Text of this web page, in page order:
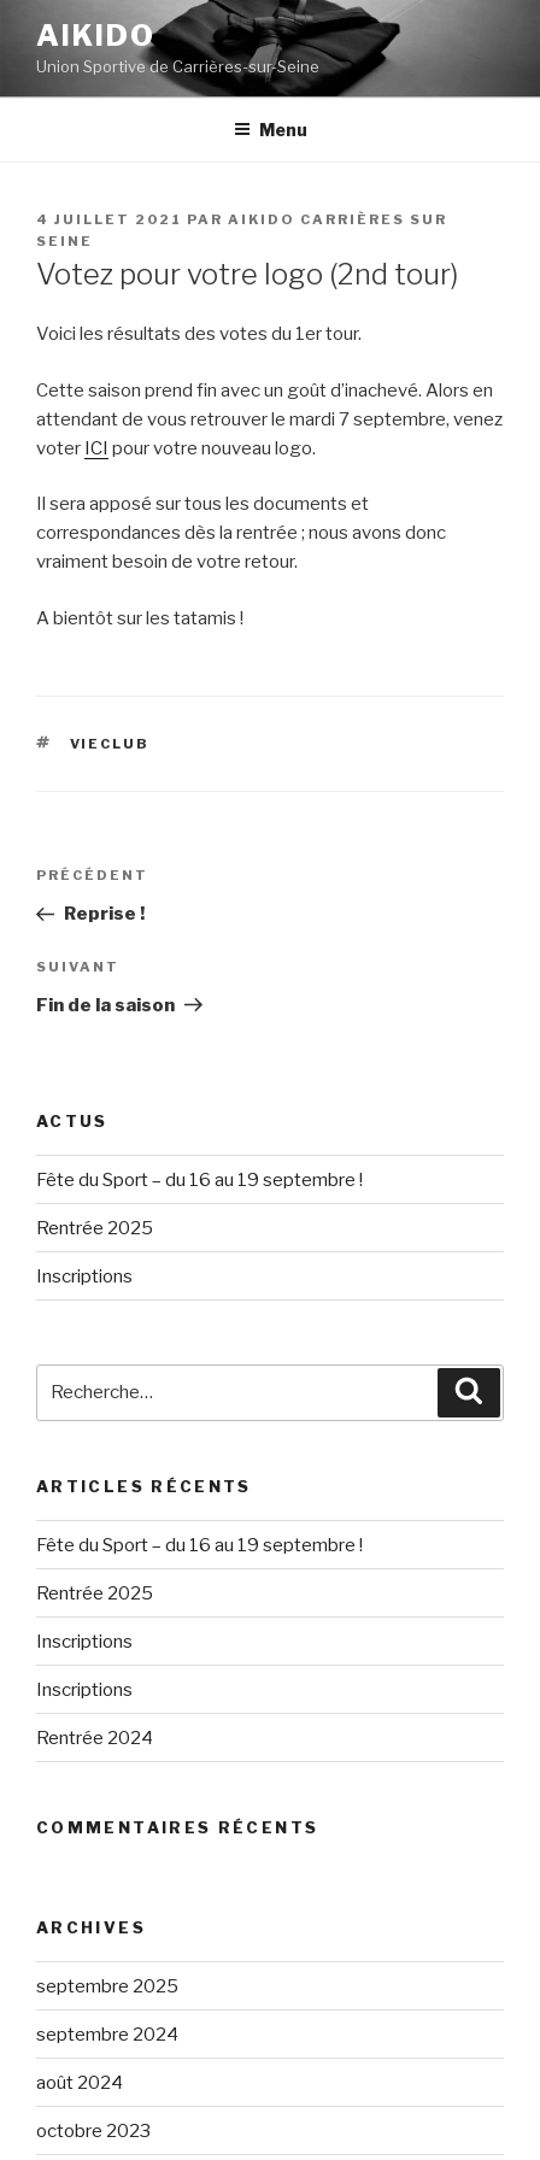
contenu
principal
AIKIDO
Union Sportive de Carrières-sur-Seine
Menu
PUBLIÉ
LE
4 JUILLET 2021 PAR AIKIDO CARRIÈRES SUR
SEINE
Votez pour votre logo (2nd tour)
Voici les résultats des votes du 1er tour.
Cette saison prend fin avec un goût d’inachevé. Alors en
attendant de vous retrouver le mardi 7 septembre, venez
voter ICI pour votre nouveau logo.
Il sera apposé sur tous les documents et
correspondances dès la rentrée ; nous avons donc
vraiment besoin de votre retour.
A bientôt sur les tatamis !
ÉTIQUETTES
VIECLUB
Navigation
l’article
Article
précédent
PRÉCÉDENT
Reprise !
Article
suivant
SUIVANT
Fin de la saison
ACTUS
Fête du Sport – du 16 au 19 septembre !
Rentrée 2025
Inscriptions
ARTICLES RÉCENTS
Fête du Sport – du 16 au 19 septembre !
Rentrée 2025
Inscriptions
Inscriptions
Rentrée 2024
COMMENTAIRES RÉCENTS
ARCHIVES
septembre 2025
septembre 2024
août 2024
octobre 2023